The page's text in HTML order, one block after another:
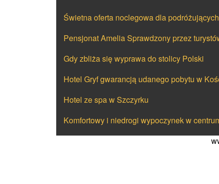
Świetna oferta noclegowa dla
Pensjonat Amelia Sprawdzony przez
Gdy zbliża się wyprawa do stolicy Polski
Hotel Gryf gwarancją udanego pobytu w
Hotel ze spa w Szczyrku
Komfortowy i niedrogi wypoczynek w